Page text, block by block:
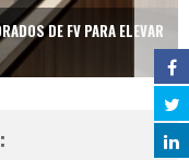
DE FV PARA ELEVAR